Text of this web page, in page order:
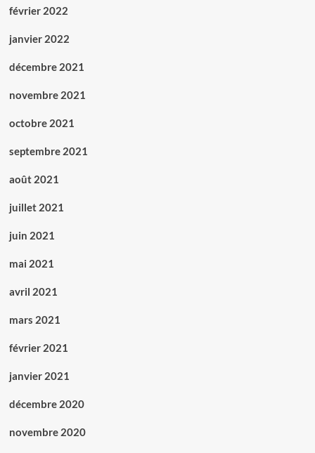
février 2022
janvier 2022
décembre 2021
novembre 2021
octobre 2021
septembre 2021
août 2021
juillet 2021
juin 2021
mai 2021
avril 2021
mars 2021
février 2021
janvier 2021
décembre 2020
novembre 2020